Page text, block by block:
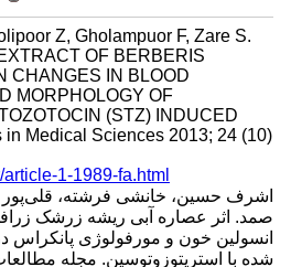
Z, Gholampuor F, Zare S.
OF BERBERIS
CHANGES IN BLOOD
MORPHOLOGY OF
(STZ) INDUCED
in Medical Sciences 2013; 24 (10)
article-1-1989-fa.html
اشرف حسین، خانشی فرشته، قلی‌پور
صمد. اثر عصاره آبی ریشه زرشک
انسولین خون و مورفولوژی پانکراس